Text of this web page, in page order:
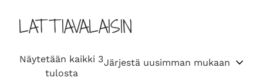
LATTIAVALAISIN
Näytetään kaikki 3
tulostaS